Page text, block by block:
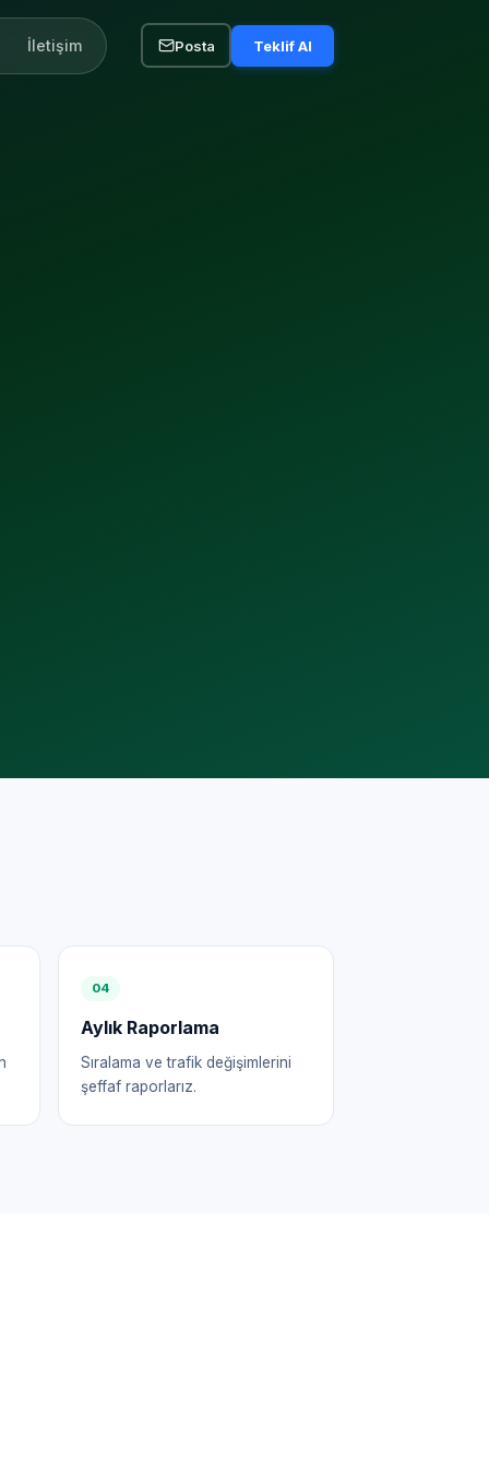
İletişim Posta Teklif Al
04
Aylık Raporlama
Sıralama ve trafik değişimlerini
şeffaf raporlarız.